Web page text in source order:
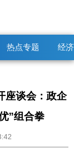
热点专题 经
座谈会：政企
”组合拳